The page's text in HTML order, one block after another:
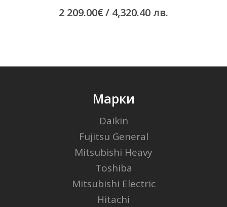
2 209.00€/ 4,320.40 лв.
Марки
Daikin
Fujitsu General
Mitsubishi Heavy
Toshiba
Mitsubishi Electric
Hitachi